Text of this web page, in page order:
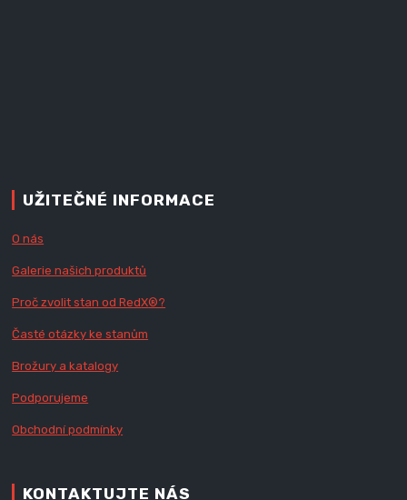
UŽITEČNÉ INFORMACE
O nás
Galerie našich produktů
Proč zvolit stan od RedX®?
Časté otázky ke stanům
Brožury a katalogy
Podporujeme
Obchodní podmínky
KONTAKTUJTE NÁS